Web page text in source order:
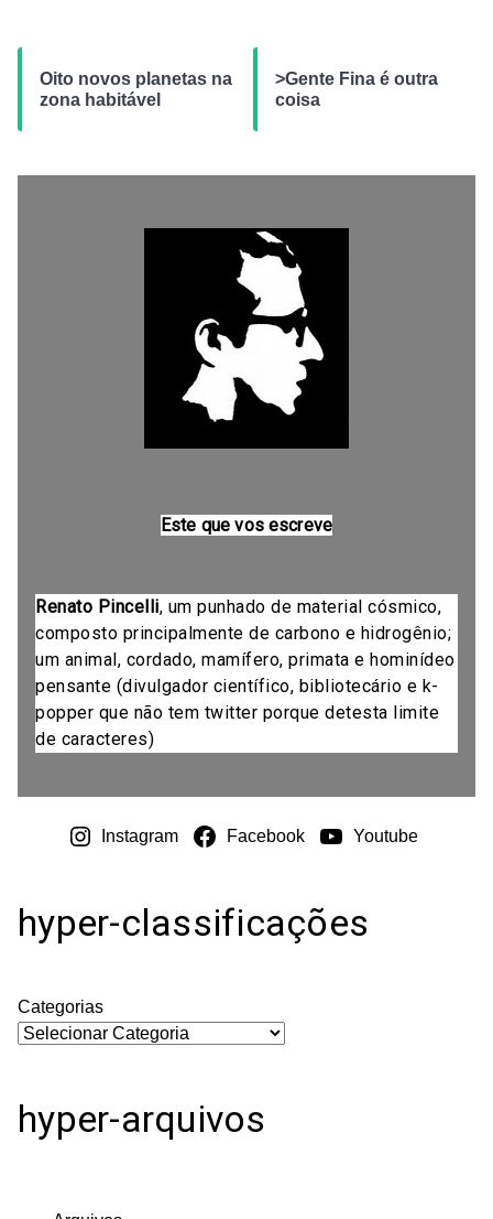
Oito novos planetas na
zona habitável
>Gente Fina é outra
coisa
Este que vos escreve
Renato Pincelli, um punhado de material cósmico,
composto principalmente de carbono e hidrogênio;
um animal, cordado, mamífero, primata e hominídeo
pensante (divulgador científico, bibliotecário e k-
popper que não tem twitter porque detesta limite
de caracteres)
Instagram Facebook Youtube
hyper-classificações
Categorias
hyper-arquivos